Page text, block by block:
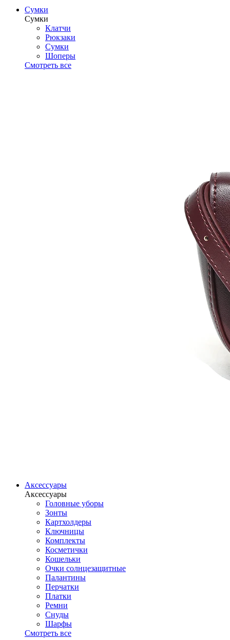
Сумки
Сумки
Клатчи
Рюкзаки
Сумки
Шоперы
Смотреть все
Аксессуары
Аксессуары
Головные уборы
Зонты
Картхолдеры
Ключницы
Комплекты
Косметички
Кошельки
Очки солнцезащитные
Палантины
Перчатки
Платки
Ремни
Снуды
Шарфы
Смотреть все